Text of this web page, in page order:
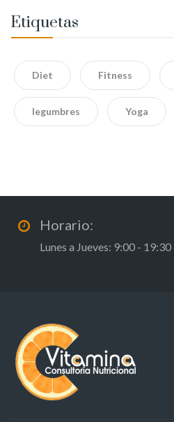
Etiquetas
Diet Fitness
legumbres Yoga
Horario:
Lunes a Jueves: 9:00 -